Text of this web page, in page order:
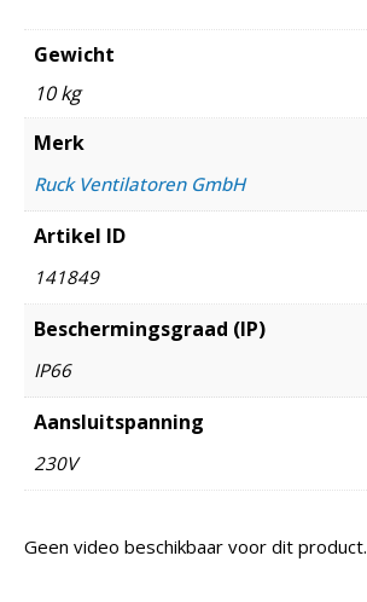
Gewicht
10 kg
Merk
Ruck Ventilatoren GmbH
Artikel ID
141849
Beschermingsgraad (IP)
IP66
Aansluitspanning
230V
Geen video beschikbaar voor dit product.